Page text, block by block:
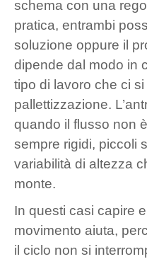
schema con una
pratica, entrambi
soluzione oppure il
dipende dal modo in
tipo di lavoro che ci
pallettizzazione.
quando il flusso non
sempre rigidi, piccoli
variabilità di altezza
monte.
In questi casi capire e
movimento aiuta,
il ciclo non si